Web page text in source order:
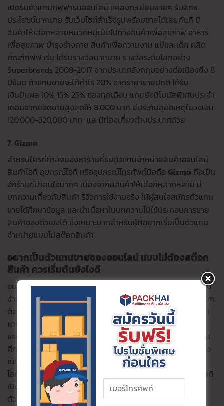
เปิดรับตัวแทนกิฟฟารีนออนไลน์ แค่ลงทะเบียนง่ายๆ รับสิทธิ
ประโยชน์มากมาย รับเว็บไซต์สำเร็จรูปพร้อมขายได้เลยทันที มี
สินค้าให้เลือกหลายหมวดหมู่เน้นไปทางสินค้าเพื่อสุขภาพ อาหาร
เพื่อสุขภาพ บำรุงร่างกาย สินค้าเพื่อความงาม แม่และเด็ก ผลิต
ภัณฑ์กิฟฟารีน ได้รับรางวัลมากมาย รางวัลระดับโลกอย่าง
Superbrands 2008-2017 จากประเทศอังกฤษอย่างต่อเนื่องถึง 8
ปีซ้อน ตัวแทนขายจะได้กำไร 20% จากราคาขายปกติ ได้รับ
เงินปันผล 10% 15% 25% ของทุกเดือน แถมยังมีโบนัสพิเศษประจำ
เดือนจากยอดขายสูงสุดให้ 8,000 บาท มีประกันอุบัติเหตุในวงเงิน
120,000-320,000 บาท และมีท่องเที่ยวต่างประเทศด้วย
7. Gizmo
สำหรับใครที่กำลังมองหาร้านที่รับตัวแทนจำหน่ายสินค้าออนไลน์
สินค้าไอที อุปกรณ์ไอที หรืออุปกรณ์โทรศัพท์มือถือ Gizmo ถือเป็น
อีกร้านที่น่าสนใจมากๆ เนื่องจากมีสินค้าให้เลือกหลากหลาย มี
บทความเกี่ยวกับสินค้า รีวิวการใช้งานจริง ให้ผู้สนใจสมัครตัวแทน
ขายได้ศึกษาข้อมูล และนำเนื้อหาในบทความไปใช้ประกอบการขาย
สินค้าของตัวเองได้ ซึ่งเหมาะมากสำหรับผู้ที่อยากเริ่มเป็นตัวแทน
จำหน่ายแบบไม่สต๊อกสินค้า
อยากเป็นตัวแทนขายของออนไลน์ แบบไม่ต้องสต๊อก
สินค้า ควรเริ่มต้นยังไงดี
อยากเป็นตัวแทนขายของออนไลน์ โดยไม่ต้องสต๊อกสินค้า เริ่มต้น
ง่ายๆ อย่างแรกต้องเริ่มที่เปลี่ยนความคิด อย่าติดอยู่กับอะไรเดิมๆ
ต้องกล้าลงมือทำ จากนั้นสิ่งที่ต้องทำในลำดับต่อไปคือ การศึกษา
หาข้อมูลสินค้าที่อยากขาย ศึกษาตลาด เทรนสินค้าไหนกำลังมา
แรง สินค้าที่เราต้องการขายเป็นสินค้าที่อยู่ในเทรนหรือไม่ อย่าลืม
ศึกษาคู่แข่งและวางแผนการตลาดให้ดี ว่าจะใช้กลยุทธิ์ยิงแอดหรือ
เน้นทำ
การตลาดแบบปากต่อปาก
เมื่อวางแผนดีตั้งแต่เริ่ม ก็มี
โอกาสที่จะประสบความสำเร็จได้ง่ายๆ จากนั้นติดต่อสอบถามร้านที่
เปิดรับตัวแทนจำหน่าย แบบไม่สต๊อกสินค้า เพื่อขอสมัครเป็น
ตัวแทนจำหน่ายแบบไม่สต๊อกสินค้า เลือกร้านที่เชื่อถือได้เท่านั้น